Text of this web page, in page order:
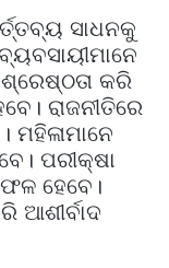
ସାଧନକୁ
କରି
ରାଜନୀତିରେ
ମହିଳାମାନେ
ପରୀକ୍ଷା
ହେବେ।